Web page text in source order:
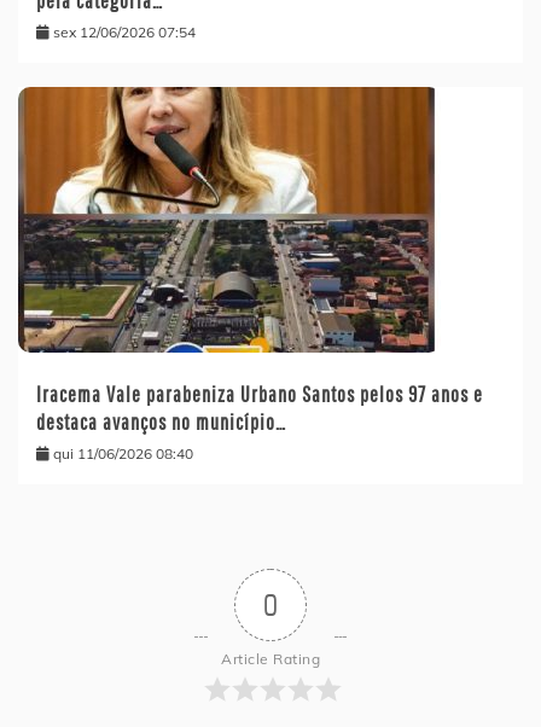
sex 12/06/2026 07:54
Iracema Vale parabeniza Urbano Santos pelos 97 anos e
destaca avanços no município…
qui 11/06/2026 08:40
0
Article Rating